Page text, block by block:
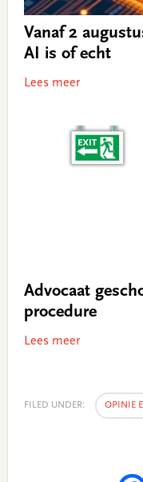
Vanaf 2
AI is of echt
Lees meer
Advocaat
procedure
Lees meer
FILED UNDER: OPINIE